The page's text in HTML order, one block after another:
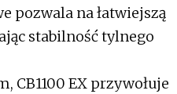
pozwala na łatwiejszą
stabilność tylnego
EX przywołuje